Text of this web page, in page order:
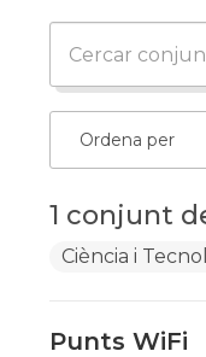
1 conjunt
Ciència i
Punts WiFi